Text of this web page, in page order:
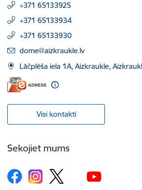
+371 65133925
+371 65133934
+371 65133930
E-pasts:
dome@aizkraukle.lv
Lāčplēša iela 1A, Aizkraukle,
Visi kontakti
Sekojiet mums